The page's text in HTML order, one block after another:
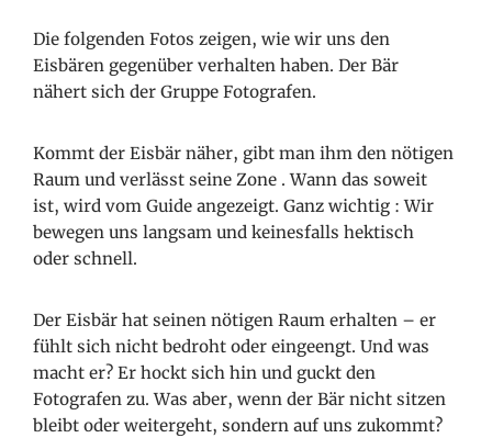
Die folgenden Fotos zeigen, wie wir uns den
Eisbären gegenüber verhalten haben. Der Bär
nähert sich der Gruppe Fotografen.
Kommt der Eisbär näher, gibt man ihm den nötigen
Raum und verlässt seine Zone . Wann das soweit
ist, wird vom Guide angezeigt. Ganz wichtig : Wir
bewegen uns langsam und keinesfalls hektisch
oder schnell.
Der Eisbär hat seinen nötigen Raum erhalten – er
fühlt sich nicht bedroht oder eingeengt. Und was
macht er? Er hockt sich hin und guckt den
Fotografen zu. Was aber, wenn der Bär nicht sitzen
bleibt oder weitergeht, sondern auf uns zukommt?